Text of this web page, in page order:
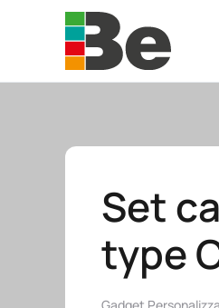
Skip to main content
Set
type